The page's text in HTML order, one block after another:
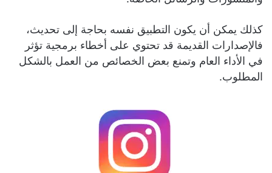
كذلك يمكن أن يكون التطبيق نفسه بحاجة إلى تحديث،
فالإصدارات القديمة قد تحتوي على أخطاء برمجية تؤثر
في الأداء العام وتمنع بعض الخصائص من العمل بالشكل
المطلوب.